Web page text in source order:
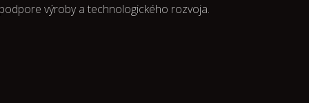
podpore výroby a technologického rozvoja.